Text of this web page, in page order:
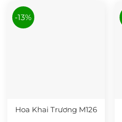
-13%
Hoa Khai Trương M126